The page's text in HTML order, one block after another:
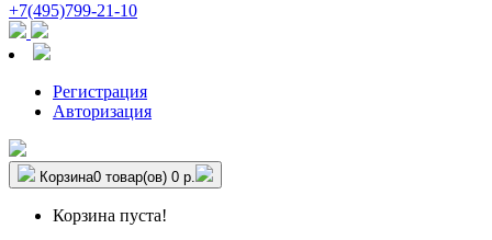
+7(495)799-21-10
Регистрация
Авторизация
Корзина0 товар(ов) 0 р.
Корзина пуста!